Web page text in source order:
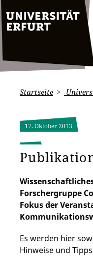
Startseite
17. Oktober 2013
Forschergruppe
Fokus der
Es werden hier
Hinweise und